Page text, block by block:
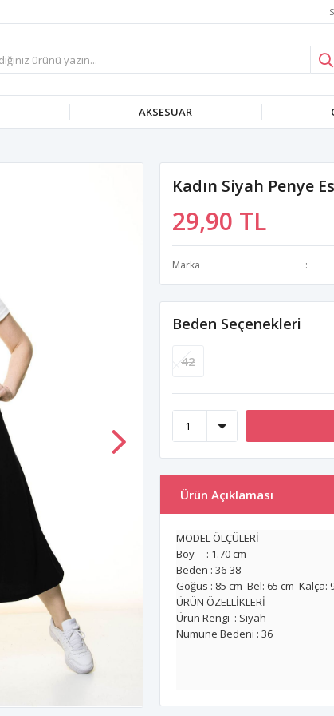
AKSESUAR
Kadın Siyah Penye
29,90 TL
Marka
Beden Seçenekleri
42
Ürün Açıklaması
MODEL ÖLÇÜLERİ
Boy : 1.70 cm
Beden : 36-38
Göğüs : 85 cm Bel: 65 cm Kalça:
ÜRÜN ÖZELLİKLERİ
Ürün Rengi : Siyah
Numune Bedeni : 36